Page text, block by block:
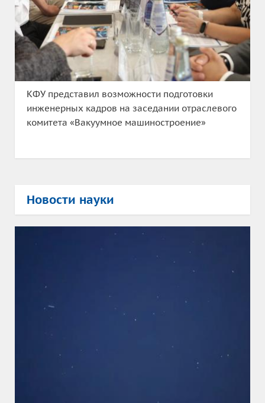
КФУ представил возможности подготовки
инженерных кадров на заседании отраслевого
комитета «Вакуумное машиностроение»
Новости науки